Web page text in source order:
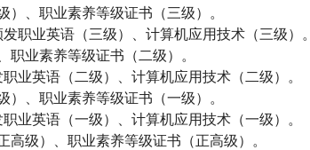
）、职业素养等级证书（三级）。
职业英语（三级）、计算机应用技术（三级）。
职业素养等级证书（二级）。
业英语（二级）、计算机应用技术（二级）。
）、职业素养等级证书（一级）。
业英语（一级）、计算机应用技术（一级）。
正高级）、职业素养等级证书（正高级）。